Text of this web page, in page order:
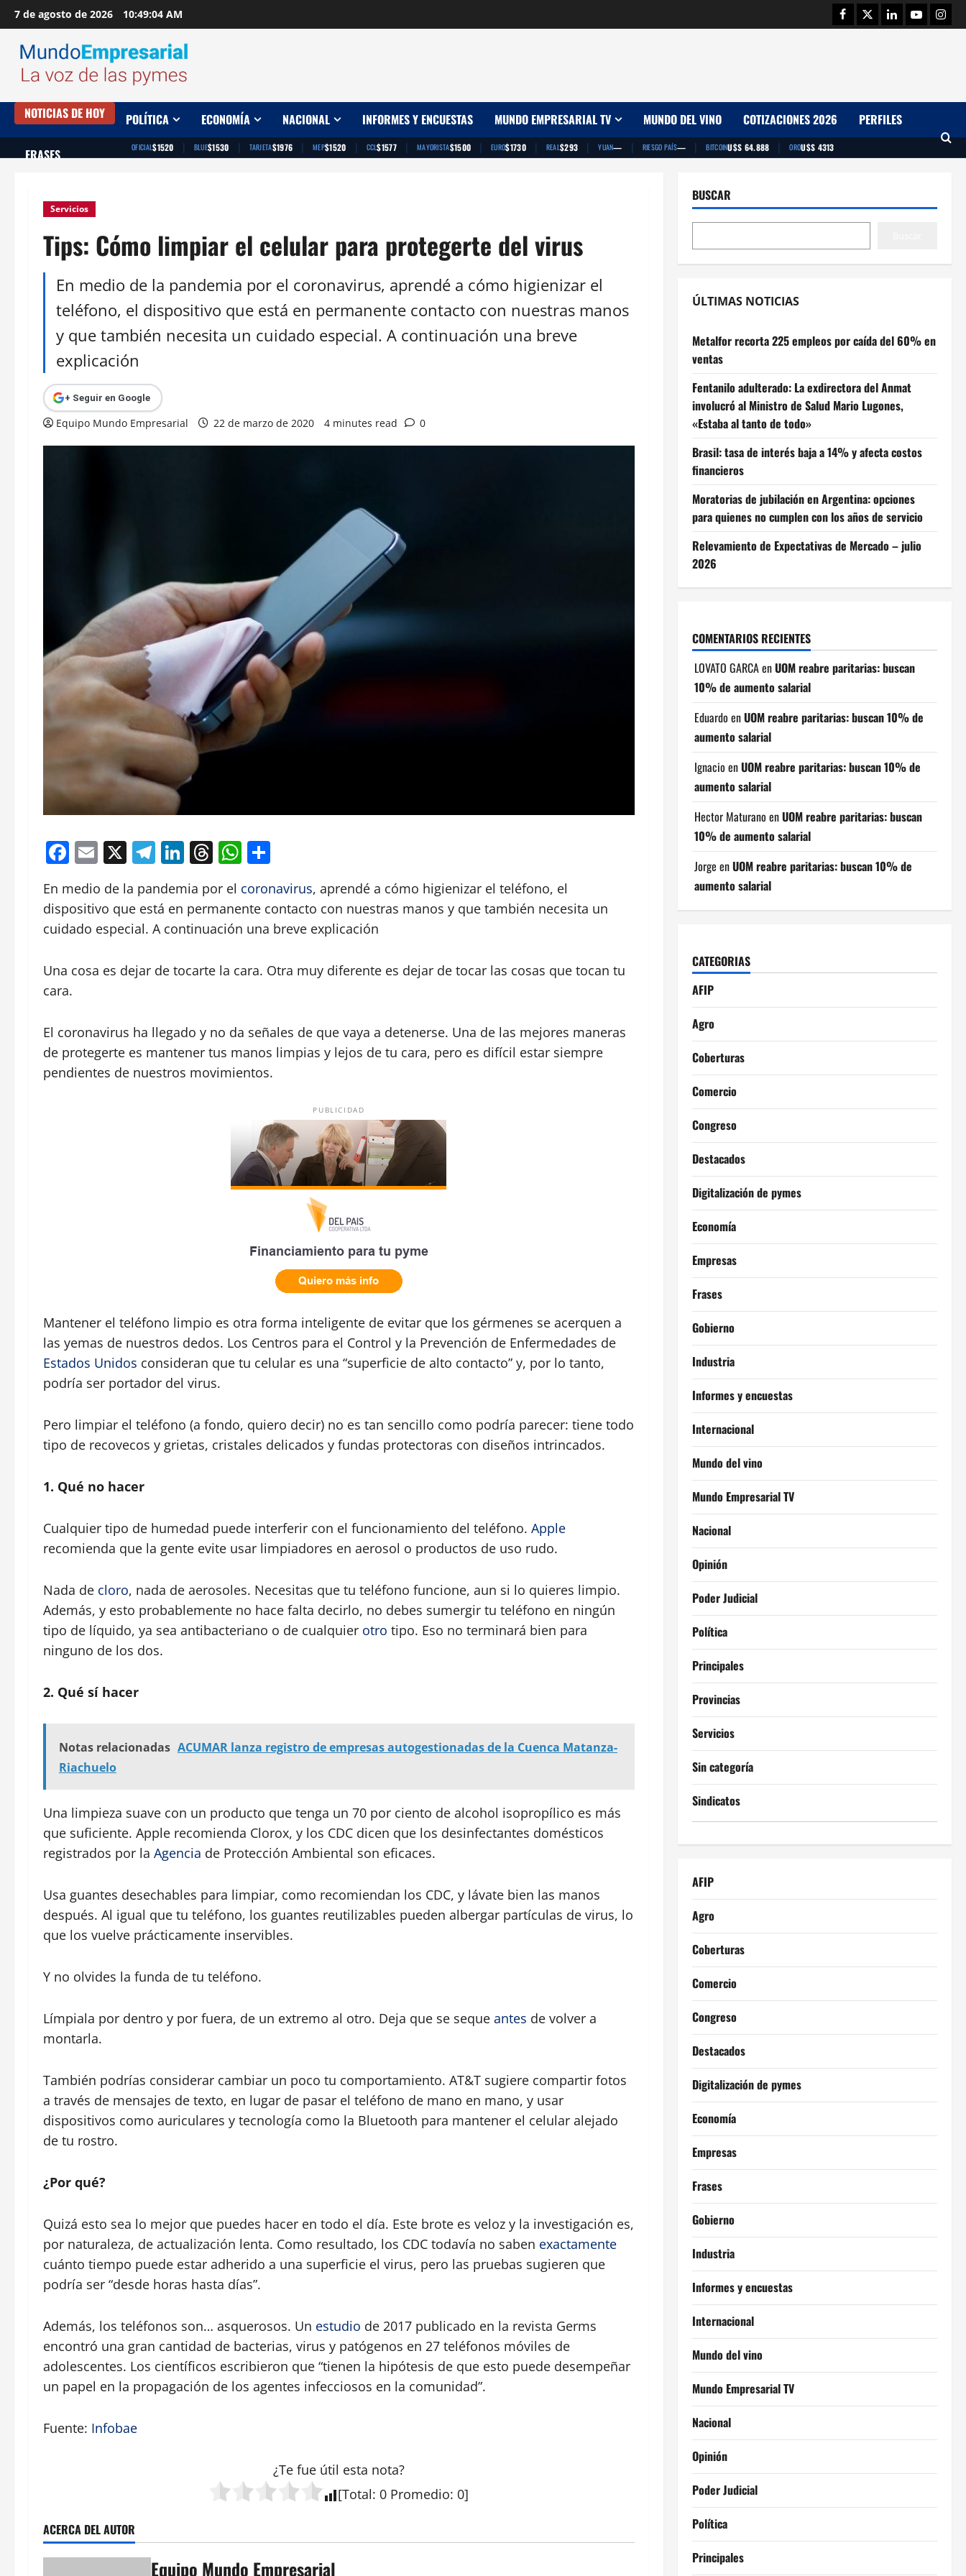
Saltar
al
contenido
7 de agosto de 2026 10:49:05 AM Facebook
TwitterLinkedinYoutube
NOTICIAS DE HOY POLÍTICA ECONOMÍA NACIONAL INFORMES Y ENCUESTAS MUNDO EMPRESARIAL TV MUNDO DEL VINO COTIZACIONES 2026 PERFILES
FRASES OFICIAL$1520 | BLUE$1530 | TARJETA$1976 | MEP$1520 | CCL$1577 | MAYORISTA$1500 | EURO$1730 | REAL$293 | YUAN— | RIESGO PAÍS— | BITCOINU$S 64.888 | OROU$S 4313
Servicios
Tips: Cómo limpiar el celular para protegerte del virus
En medio de la pandemia por el coronavirus, aprendé a cómo higienizar el
teléfono, el dispositivo que está en permanente contacto con nuestras manos
y que también necesita un cuidado especial. A continuación una breve
explicación
+ Seguir en Google
Equipo Mundo Empresarial 22 de marzo de 2020 4 minutes read 0
Facebook
Email
X Telegram
LinkedIn
Threads
WhatsApp
En medio de la pandemia por el coronavirus, aprendé a cómo higienizar el teléfono, el
dispositivo que está en permanente contacto con nuestras manos y que también necesita un
cuidado especial. A continuación una breve explicación
Una cosa es dejar de tocarte la cara. Otra muy diferente es dejar de tocar las cosas que tocan tu
cara.
El coronavirus ha llegado y no da señales de que vaya a detenerse. Una de las mejores maneras
de protegerte es mantener tus manos limpias y lejos de tu cara, pero es difícil estar siempre
pendientes de nuestros movimientos.
PUBLICIDAD
Mantener el teléfono limpio es otra forma inteligente de evitar que los gérmenes se acerquen a
las yemas de nuestros dedos. Los Centros para el Control y la Prevención de Enfermedades de
Estados Unidos consideran que tu celular es una “superficie de alto contacto” y, por lo tanto,
podría ser portador del virus.
Pero limpiar el teléfono (a fondo, quiero decir) no es tan sencillo como podría parecer: tiene todo
tipo de recovecos y grietas, cristales delicados y fundas protectoras con diseños intrincados.
1. Qué no hacer
Cualquier tipo de humedad puede interferir con el funcionamiento del teléfono. Apple
recomienda que la gente evite usar limpiadores en aerosol o productos de uso rudo.
Nada de cloro, nada de aerosoles. Necesitas que tu teléfono funcione, aun si lo quieres limpio.
Además, y esto probablemente no hace falta decirlo, no debes sumergir tu teléfono en ningún
tipo de líquido, ya sea antibacteriano o de cualquier otro tipo. Eso no terminará bien para
ninguno de los dos.
2. Qué sí hacer
Notas relacionadas ACUMAR lanza registro de empresas autogestionadas de la Cuenca Matanza-
Riachuelo
Una limpieza suave con un producto que tenga un 70 por ciento de alcohol isopropílico es más
que suficiente. Apple recomienda Clorox, y los CDC dicen que los desinfectantes domésticos
registrados por la Agencia de Protección Ambiental son eficaces.
Usa guantes desechables para limpiar, como recomiendan los CDC, y lávate bien las manos
después. Al igual que tu teléfono, los guantes reutilizables pueden albergar partículas de virus, lo
que los vuelve prácticamente inservibles.
Y no olvides la funda de tu teléfono.
Límpiala por dentro y por fuera, de un extremo al otro. Deja que se seque antes de volver a
montarla.
También podrías considerar cambiar un poco tu comportamiento. AT&T sugiere compartir fotos
a través de mensajes de texto, en lugar de pasar el teléfono de mano en mano, y usar
dispositivos como auriculares y tecnología como la Bluetooth para mantener el celular alejado
de tu rostro.
¿Por qué?
Quizá esto sea lo mejor que puedes hacer en todo el día. Este brote es veloz y la investigación es,
por naturaleza, de actualización lenta. Como resultado, los CDC todavía no saben exactamente
cuánto tiempo puede estar adherido a una superficie el virus, pero las pruebas sugieren que
podría ser “desde horas hasta días”.
Además, los teléfonos son… asquerosos. Un estudio de 2017 publicado en la revista Germs
encontró una gran cantidad de bacterias, virus y patógenos en 27 teléfonos móviles de
adolescentes. Los científicos escribieron que “tienen la hipótesis de que esto puede desempeñar
un papel en la propagación de los agentes infecciosos en la comunidad”.
Fuente: Infobae
¿Te fue útil esta nota?
[Total: 0 Promedio: 0]
ACERCA DEL AUTOR
Equipo Mundo Empresarial
BUSCAR
ÚLTIMAS NOTICIAS
Metalfor recorta 225 empleos por caída del 60% en
ventas
Fentanilo adulterado: La exdirectora del Anmat
involucró al Ministro de Salud Mario Lugones,
«Estaba al tanto de todo»
Brasil: tasa de interés baja a 14% y afecta costos
financieros
Moratorias de jubilación en Argentina: opciones
para quienes no cumplen con los años de servicio
Relevamiento de Expectativas de Mercado – julio
2026
COMENTARIOS RECIENTES
LOVATO GARCAenUOM reabre paritarias: buscan
10% de aumento salarial
Eduardo enUOM reabre paritarias: buscan 10% de
aumento salarial
Ignacio enUOM reabre paritarias: buscan 10% de
aumento salarial
Hector Maturano enUOM reabre paritarias: buscan
10% de aumento salarial
Jorge enUOM reabre paritarias: buscan 10% de
aumento salarial
CATEGORIAS
AFIP
Agro
Coberturas
Comercio
Congreso
Destacados
Digitalización de pymes
Economía
Empresas
Frases
Gobierno
Industria
Informes y encuestas
Internacional
Mundo del vino
Mundo Empresarial TV
Nacional
Opinión
Poder Judicial
Política
Principales
Provincias
Servicios
Sin categoría
Sindicatos
AFIP
Agro
Coberturas
Comercio
Congreso
Destacados
Digitalización de pymes
Economía
Empresas
Frases
Gobierno
Industria
Informes y encuestas
Internacional
Mundo del vino
Mundo Empresarial TV
Nacional
Opinión
Poder Judicial
Política
Principales